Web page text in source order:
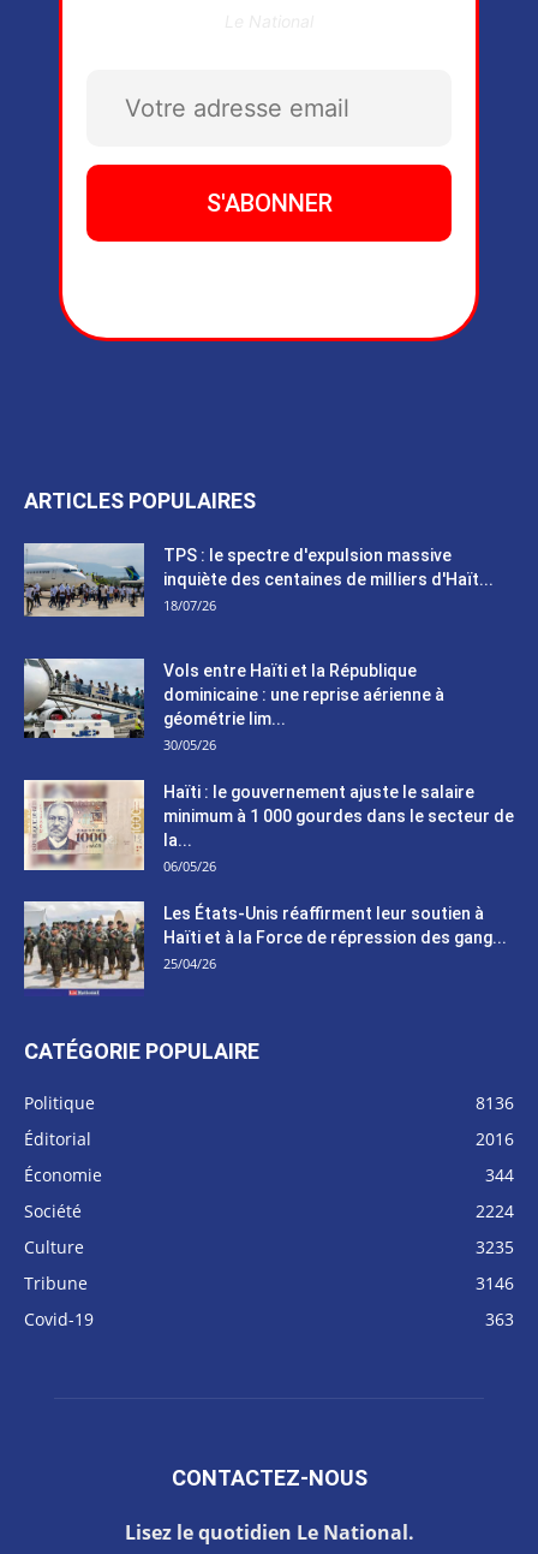
ARTICLES POPULAIRES
TPS : le spectre d'expulsion massive
inquiète des centaines de milliers d'Haït...
18/07/26
Vols entre Haïti et la République
dominicaine : une reprise aérienne à
géométrie lim...
30/05/26
Haïti : le gouvernement ajuste le salaire
minimum à 1 000 gourdes dans le secteur de
la...
06/05/26
Les États-Unis réaffirment leur soutien à
Haïti et à la Force de répression des gang...
25/04/26
CATÉGORIE POPULAIRE
Politique
8136
Éditorial
2016
Économie
344
Société
2224
Culture
3235
Tribune
3146
Covid-19
363
CONTACTEZ-NOUS
Lisez le quotidien Le National.